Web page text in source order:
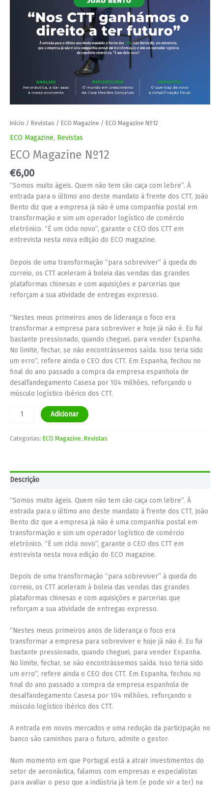
Início / Revistas / ECO Magazine / ECO Magazine Nº12
ECO Magazine, Revistas
ECO Magazine Nº12
€6,00
“Somos muito ágeis. Quem não tem cão caça com lebre”. À
entrada para o último ano deste mandato à frente dos CTT, João
Bento diz que a empresa já não é uma companhia postal em
transformação e sim um operador logístico de comércio
eletrónico. “É um ciclo novo”, garante o CEO dos CTT em
entrevista nesta nova edição do ECO magazine.
Depois de uma transformação “para sobreviver” à queda do
correio, os CTT aceleram à boleia das vendas das grandes
plataformas chinesas e com aquisições e parcerias que
reforçam a sua atividade de entregas expresso.
“Nestes meus primeiros anos de liderança o foco era
transformar a empresa para sobreviver e hoje já não é. Eu fui
bastante pressionado, quando cheguei, para vender Espanha.
No limite, fechar, se não encontrássemos saída. Isso teria sido
um erro”, refere ainda o CEO dos CTT. Em Espanha, fechou no
final do ano passado a compra da empresa espanhola de
desalfandegamento Casesa por 104 milhões, reforçando o
músculo logístico ibérico dos CTT.
Adicionar
Categorias: ECO Magazine, Revistas
Descrição
“Somos muito ágeis. Quem não tem cão caça com lebre”. À
entrada para o último ano deste mandato à frente dos CTT, João
Bento diz que a empresa já não é uma companhia postal em
transformação e sim um operador logístico de comércio
eletrónico. “É um ciclo novo”, garante o CEO dos CTT em
entrevista nesta nova edição do ECO magazine.
Depois de uma transformação “para sobreviver” à queda do
correio, os CTT aceleram à boleia das vendas das grandes
plataformas chinesas e com aquisições e parcerias que
reforçam a sua atividade de entregas expresso.
“Nestes meus primeiros anos de liderança o foco era
transformar a empresa para sobreviver e hoje já não é. Eu fui
bastante pressionado, quando cheguei, para vender Espanha.
No limite, fechar, se não encontrássemos saída. Isso teria sido
um erro”, refere ainda o CEO dos CTT. Em Espanha, fechou no
final do ano passado a compra da empresa espanhola de
desalfandegamento Casesa por 104 milhões, reforçando o
músculo logístico ibérico dos CTT.
A entrada em novos mercados e uma redução da participação no
banco são caminhos para o futuro, admite o gestor.
Num momento em que Portugal está a atrair investimentos do
setor de aeronáutica, falamos com empresas e especialistas
para avaliar o peso que a indústria já tem (e pode vir a ter) na